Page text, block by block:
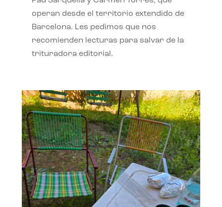
operan desde el territorio extendido de
Barcelona. Les pedimos que nos
recomienden lecturas para salvar de la
trituradora editorial.